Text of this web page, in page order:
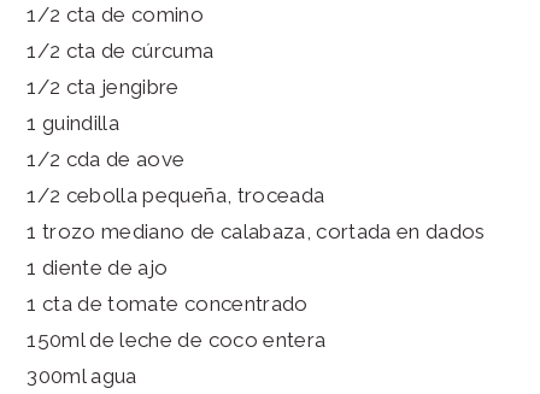
1/2 cta de comino
1/2 cta de cúrcuma
1/2 cta jengibre
1 guindilla
1/2 cda de aove
1/2 cebolla pequeña, troceada
1 trozo mediano de calabaza, cortada en dados
1 diente de ajo
1 cta de tomate concentrado
150ml de leche de coco entera
300ml agua